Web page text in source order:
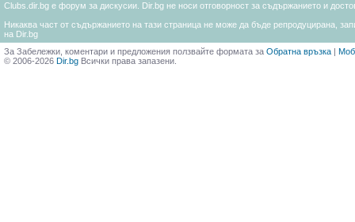
Clubs.dir.bg е форум за дискусии. Dir.bg не носи отговорност за съдържанието и
Никаква част от съдържанието на тази страница не може да бъде репродуцирана,
на Dir.bg
За Забележки, коментари и предложения ползвайте формата за Обратна връзка |
© 2006-2026 Dir.bg Всички права запазени.